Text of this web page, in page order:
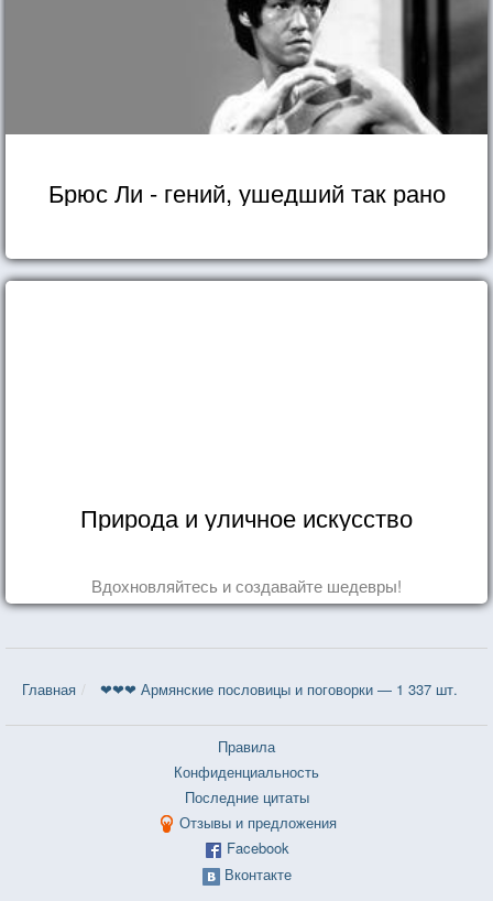
Брюс Ли - гений, ушедший так рано
Природа и уличное искусство
Вдохновляйтесь и создавайте шедевры!
Главная ❤❤❤ Армянские пословицы и поговорки — 1 337 шт.
Правила
Конфиденциальность
Последние цитаты
Отзывы и предложения
Facebook
Вконтакте